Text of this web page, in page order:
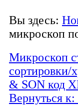
Вы здесь:
микроскоп
Микроскоп
сортировки/
& SON код
Вернуться к: